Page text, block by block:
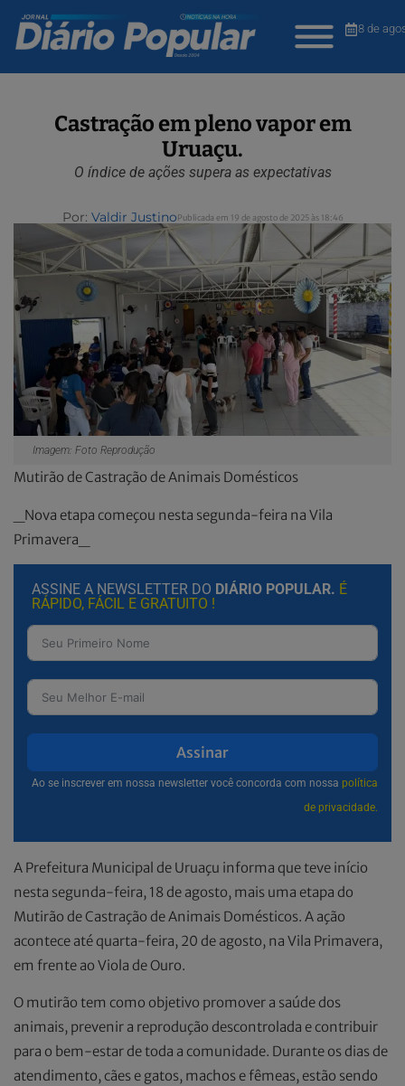
8 de
Castração em pleno vapor em
Uruaçu.
O índice de ações supera as expectativas
Por: Valdir JustinoPublicada em 19 de agosto de 2025 às 18:46
Imagem: Foto Reprodução
Mutirão de Castração de Animais Domésticos
_Nova etapa começou nesta segunda-feira na Vila
Primavera_
ASSINE A NEWSLETTER DO DIÁRIO POPULAR. É
RÁPIDO, FÁCIL E GRATUITO !
Assinar
Ao se inscrever em nossa newsletter você concorda com nossa política
de privacidade.
A Prefeitura Municipal de Uruaçu informa que teve início
nesta segunda-feira, 18 de agosto, mais uma etapa do
Mutirão de Castração de Animais Domésticos. A ação
acontece até quarta-feira, 20 de agosto, na Vila Primavera,
em frente ao Viola de Ouro.
O mutirão tem como objetivo promover a saúde dos
animais, prevenir a reprodução descontrolada e contribuir
para o bem-estar de toda a comunidade. Durante os dias de
atendimento, cães e gatos, machos e fêmeas, estão sendo